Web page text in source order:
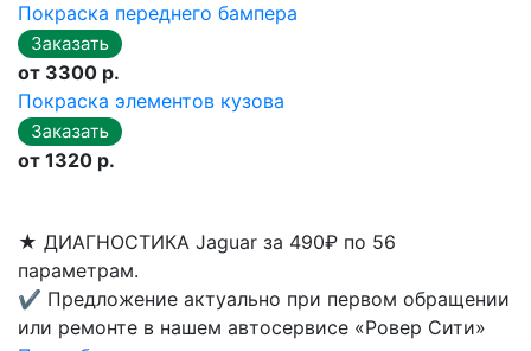
Покраска переднего бампера
от 3300 р.
Покраска элементов кузова
от 1320 р.
★ ДИАГНОСТИКА Jaguar за 490₽ по 56
параметрам.
✔ Предложение актуально при первом обращении
или ремонте в нашем автосервисе «Ровер Сити»